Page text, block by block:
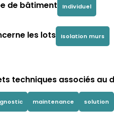
de bâtiment Individuel
les lots Isolation murs
techniques associés au
maintenance solution